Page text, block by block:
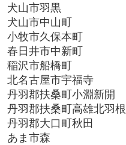
犬山市羽黒
犬山市中山町
小牧市久保本町
春日井市中新町
稲沢市船橋町
北名古屋市宇福寺
丹羽郡扶桑町小淵新開
丹羽郡扶桑町高雄北羽根
丹羽郡大口町秋田
あま市森